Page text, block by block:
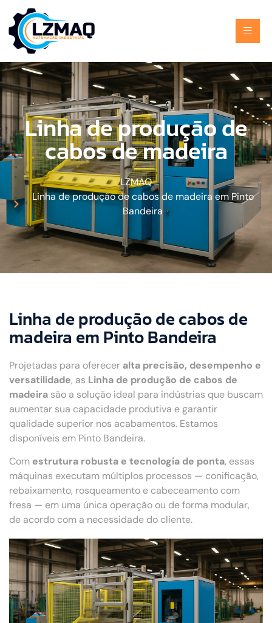
Linha de produção de
cabos de madeira
LZMAQ
Linha de produção de cabos de madeira em Pinto
Bandeira
Linha de produção de cabos de
madeira em Pinto Bandeira
Projetadas para oferecer alta precisão, desempenho e
versatilidade, as Linha de produção de cabos de
madeira são a solução ideal para indústrias que buscam
aumentar sua capacidade produtiva e garantir
qualidade superior nos acabamentos. Estamos
disponíveis em Pinto Bandeira.
Com estrutura robusta e tecnologia de ponta, essas
máquinas executam múltiplos processos — conificação,
rebaixamento, rosqueamento e cabeceamento com
fresa — em uma única operação ou de forma modular,
de acordo com a necessidade do cliente.